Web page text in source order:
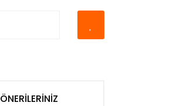
ÖNERİLERİNİZ